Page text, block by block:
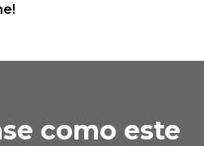
como este